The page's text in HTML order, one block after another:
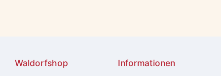
Waldorfshop Informationen